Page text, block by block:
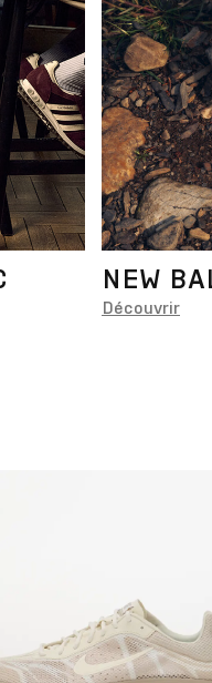
NEW
Découvrir